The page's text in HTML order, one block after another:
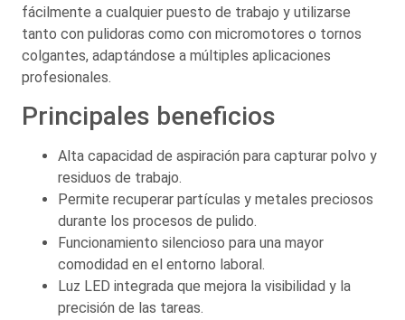
fácilmente a cualquier puesto de trabajo y utilizarse
tanto con pulidoras como con micromotores o tornos
colgantes, adaptándose a múltiples aplicaciones
profesionales.
Principales beneficios
Alta capacidad de aspiración para capturar polvo y
residuos de trabajo.
Permite recuperar partículas y metales preciosos
durante los procesos de pulido.
Funcionamiento silencioso para una mayor
comodidad en el entorno laboral.
Luz LED integrada que mejora la visibilidad y la
precisión de las tareas.